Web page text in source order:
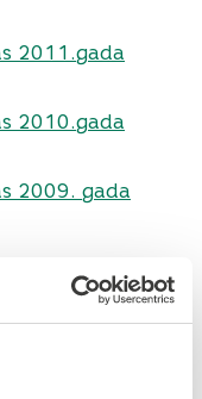
2011.gada
2010.gada
2009. gada
pārskati